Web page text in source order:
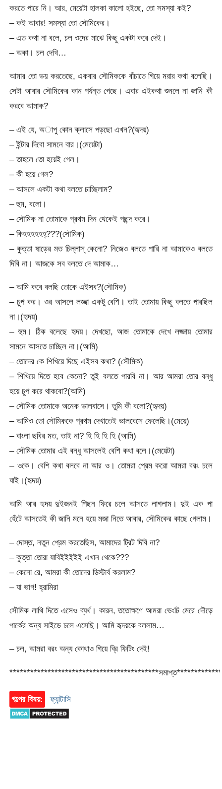
করতে পারে নি। আর, মেয়েটা হালকা কালো হইছে, তো সমস্যা কই?
– কই আবার! সমস্যা তো সৌমিকের।
– এত কথা না বলে, চল ওদের মাঝে কিছু একটা করে দেই।
– অকা। চল দেখি…
আমার তো ভয় করতেছে, একবার সৌমিককে বাঁচাতে গিয়ে মরার কথা বলেছি।
সেটা আবার সৌমিকের কান পর্যন্ত গেছে। এবার এইকথা শুনলে না জানি কী
করবে আমাক?
– এই যে, অাপু কোন ক্লাসে পড়ছো এখন?(হৃদয়)
– ইন্টার দিবো সামনে বার।(মেয়েটা)
– তাহলে তো হয়েই গেল।
– কী হয়ে গেল?
– আসলে একটা কথা বলতে চাচ্ছিলাম?
– হুম, বলো।
– সৌমিক না তোমাকে প্রথম দিন থেকেই পছন্দ করে।
– কিহহহহহহ্???(সৌমিক)
– কুত্তা ষাড়ের মত চিল্লাস্ কেনো? নিজেও বলতে পারি না আমাকেও বলতে
দিবি না। আজকে সব বলতে দে আমাক…
– আমি কবে বলছি তোকে এইসব?(সৌমিক)
– চুপ কর। ওর আসলে লজ্জা একটু বেশি। তাই তোমায় কিছু বলতে পারছিল
না।(হৃদয়)
– হুম। ঠিক বলেছে হৃদয়। দেখছো, আজ তোমাকে দেখে লজ্জায় তোমার
সামনে আসতে চাচ্ছিল না।(আমি)
– তোদের কে শিখিয়ে দিছে এইসব কথা? (সৌমিক)
– শিখিয়ে দিতে হবে কেনো? তুই বলতে পারবি না। আর আমরা তোর বন্ধু
হয়ে চুপ করে থাকবো?(আমি)
– সৌমিক তোমাকে অনেক ভালবাসে। তুমি কী বলো?(হৃদয়)
– আমিও তো সৌমিককে প্রথম দেখাতেই ভালবেসে ফেলেছি।(মেয়ে)
– বাংলা ছবির মত, তাই না? হি হি হি হি (আমি)
– সৌমিক তোমার এই বন্ধু আসলেই বেশি কথা বলে।(মেয়েটা)
– ওকে। বেশি কথা বলবে না আর ও। তোমরা প্রেম করো আমরা বরং চলে
যাই।(হৃদয়)
আমি আর হৃদয় দুইজনই পিছন ফিরে চলে আসতে লাগলাম। দুই এক পা
হেঁটে আসতেই কী জানি মনে হয়ে মজা নিতে আবার, সৌমিকের কাছে গেলাম।
– দোস্ত, নতুন প্রেম করতেছিস, আমাদের ট্রিট দিবি না?
– কুত্তা তোরা যাবিইইইইই এখান থেকে???
– কেনো রে, আমরা কী তোদের ডিস্টার্ব করলাম?
– যা ভাগ! হ্রামিরা
সৌমিক লাথি দিতে এসেও ব্যর্থ। কারন, ততোক্ষণে আমরা ভেংচি মেরে দৌড়ে
পার্কের অন্য সাইডে চলে এসেছি। আমি হৃদয়কে বললাম…
– চল, আমরা বরং অন্য কোথাও গিয়ে ব্রি ফিটিং দেই!
গল্পের বিষয়: ফ্যান্টাসি